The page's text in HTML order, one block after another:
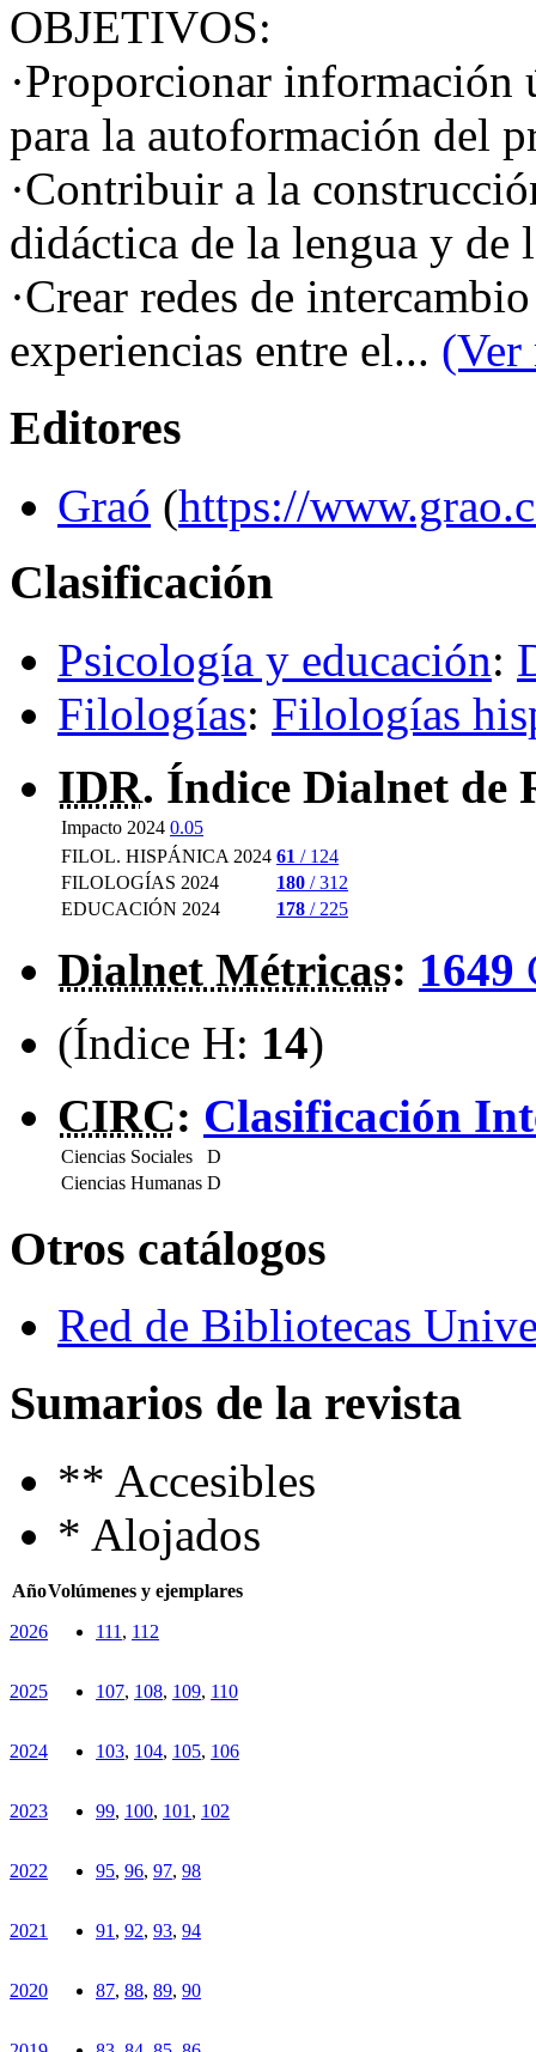
OBJETIVOS:
·Proporcionar información
para la autoformación del
·Contribuir a la
didáctica de la lengua y de
·Crear redes de
experiencias entre el... (Ver
Editores
Graó (https://
Clasificación
Psicología y educación:
Filologías: Filologías
IDR. Índice Dialnet de
Impacto 2024 0.05
FILOL. HISPÁNICA 2024 61 / 124
FILOLOGÍAS 2024
180 / 312
EDUCACIÓN 2024
178 / 225
Dialnet Métricas: 1649
(Índice H: 14)
CIRC: Clasificación
Ciencias Sociales
D
Ciencias Humanas D
Otros catálogos
Red de Bibliotecas
Sumarios de la revista
** Accesibles
* Alojados
AñoVolúmenes y ejemplares
2026
111 , 112
2025 107, 108, 109, 110
2024 103, 104, 105, 106
2023 99, 100, 101 , 102
2022 95, 96, 97, 98
2021 91 , 92, 93, 94
2020 87, 88, 89, 90